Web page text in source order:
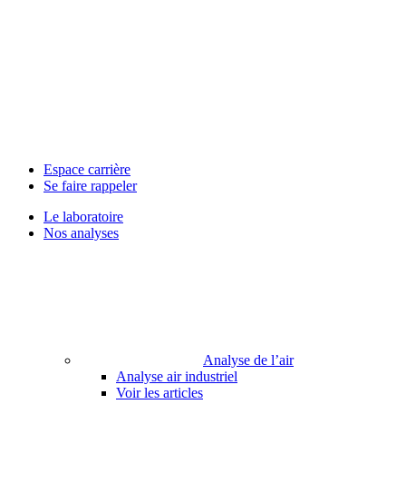
Espace carrière
Se faire rappeler
Le laboratoire
Nos analyses
Analyse de l’air
Analyse air industriel
Voir les articles